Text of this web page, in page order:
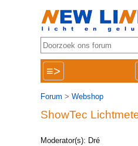
≡>
Forum > Webshop
ShowTec
Moderator(s): Dré